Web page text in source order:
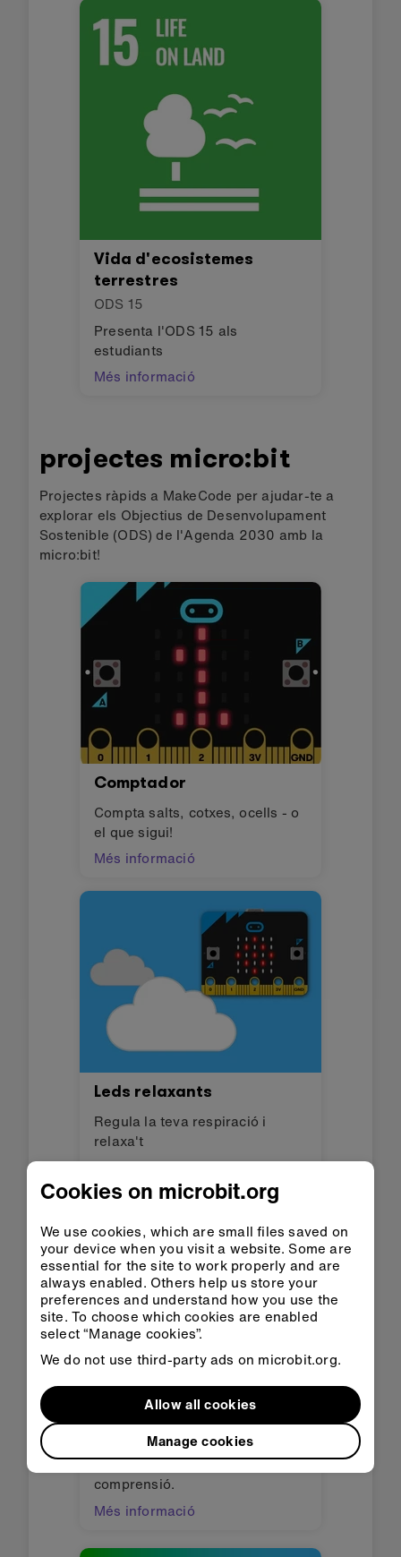
Vida d'ecosistemes
terrestres
ODS 15
Presenta l'ODS 15 als
estudiants
Més informació
projectes micro:bit
Projectes ràpids a MakeCode per ajudar-te a
explorar els Objectius de Desenvolupament
Sostenible (ODS) de l'Agenda 2030 amb la
micro:bit!
Comptador
Compta salts, cotxes, ocells - o
el que sigui!
Més informació
Leds relaxants
Regula la teva respiració i
relaxa't
Més informació
Emoticones
Identifica emocions o utilitza
cares somrients per avaluar la
comprensió.
Més informació
Cookies on microbit.org
We use cookies, which are small files saved on
your device when you visit a website. Some are
essential for the site to work properly and are
always enabled. Others help us store your
preferences and understand how you use the
site. To choose which cookies are enabled
select “Manage cookies”.
We do not use third-party ads on microbit.org.
Manage cookies
Allow all cookies